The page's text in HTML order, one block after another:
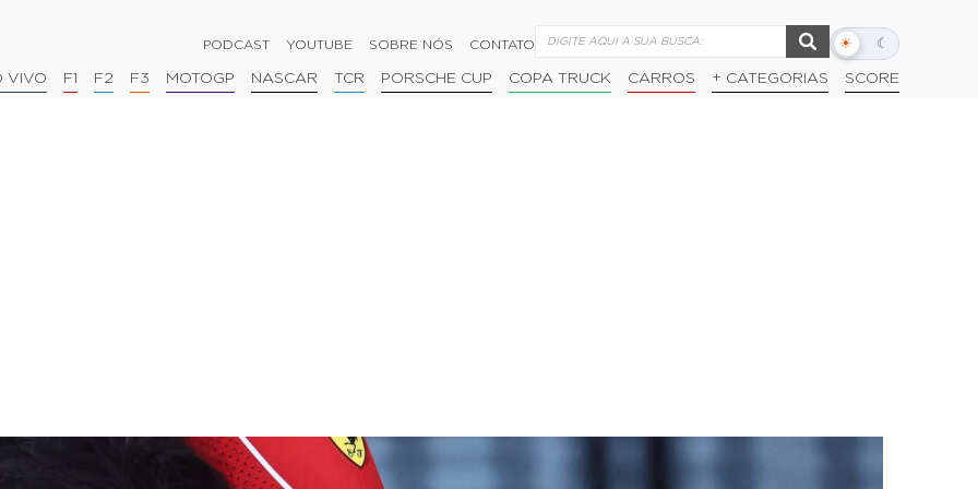
PODCAST YOUTUBE SOBRE NÓS CONTATO ☀ ☾
Alternar
escuro
VIVO F1 F2 F3 MOTOGP NASCAR TCR PORSCHE CUP COPA TRUCK CARROS + CATEGORIAS SCORE